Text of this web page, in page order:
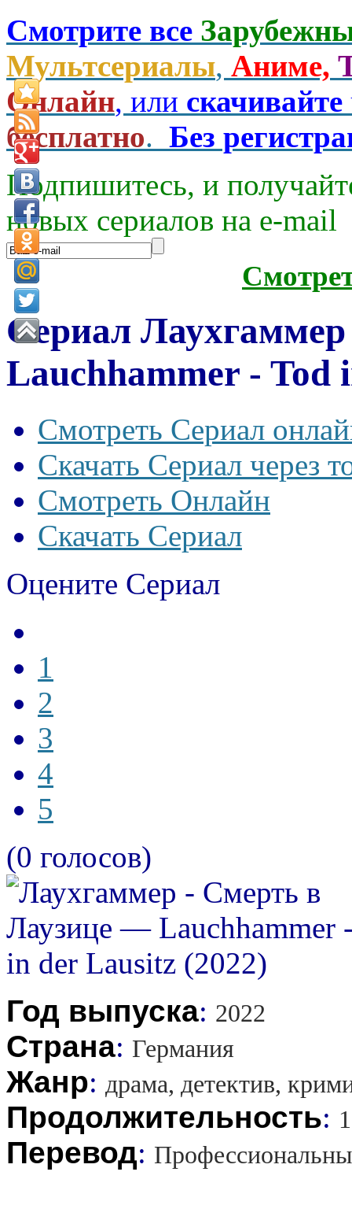
Смотрите все
Мультсериалы, Аниме,
Онлайн, или скачивайте
бесплатно. Без
Подпишитесь, и
новых сериалов на e-mаil
Сериал
Lauchhammer - Tod
Смотреть Сериал
Скачать Сериал через
Смотреть Онлайн
Скачать Сериал
Оцените Сериал
1
2
3
4
5
(0 голосов)
Год выпуска: 2022
Страна: Германия
Жанр: драма, детектив,
Продолжительность:
Перевод: